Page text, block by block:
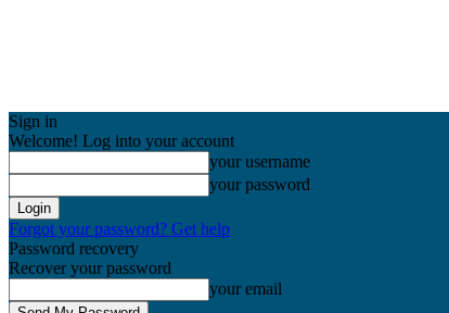
Sign in
Welcome! Log into your account
your username
your password
Forgot your password? Get help
Password recovery
Recover your password
your email